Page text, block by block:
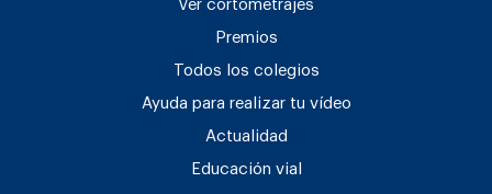
Ver cortometrajes
Premios
Todos los colegios
Ayuda para realizar tu vídeo
Actualidad
Educación vial